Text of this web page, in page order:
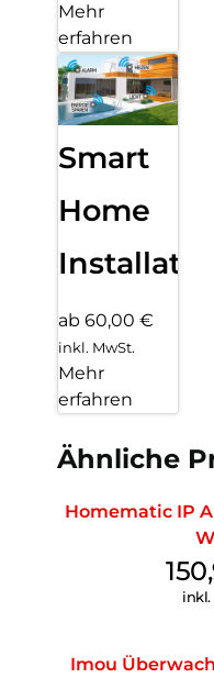
Mehr
erfahren
Smart
Home
Installation
ab 60,00 €
inkl. MwSt.
Mehr
erfahren
Ähnliche
Homematic IP
inkl.
Imou